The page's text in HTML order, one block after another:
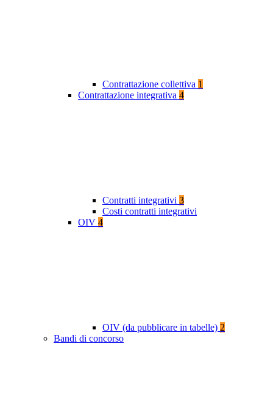
Contrattazione collettiva 1
Contrattazione integrativa 4
Contratti integrativi 3
Costi contratti integrativi
OIV 4
OIV (da pubblicare in tabelle) 2
Bandi di concorso